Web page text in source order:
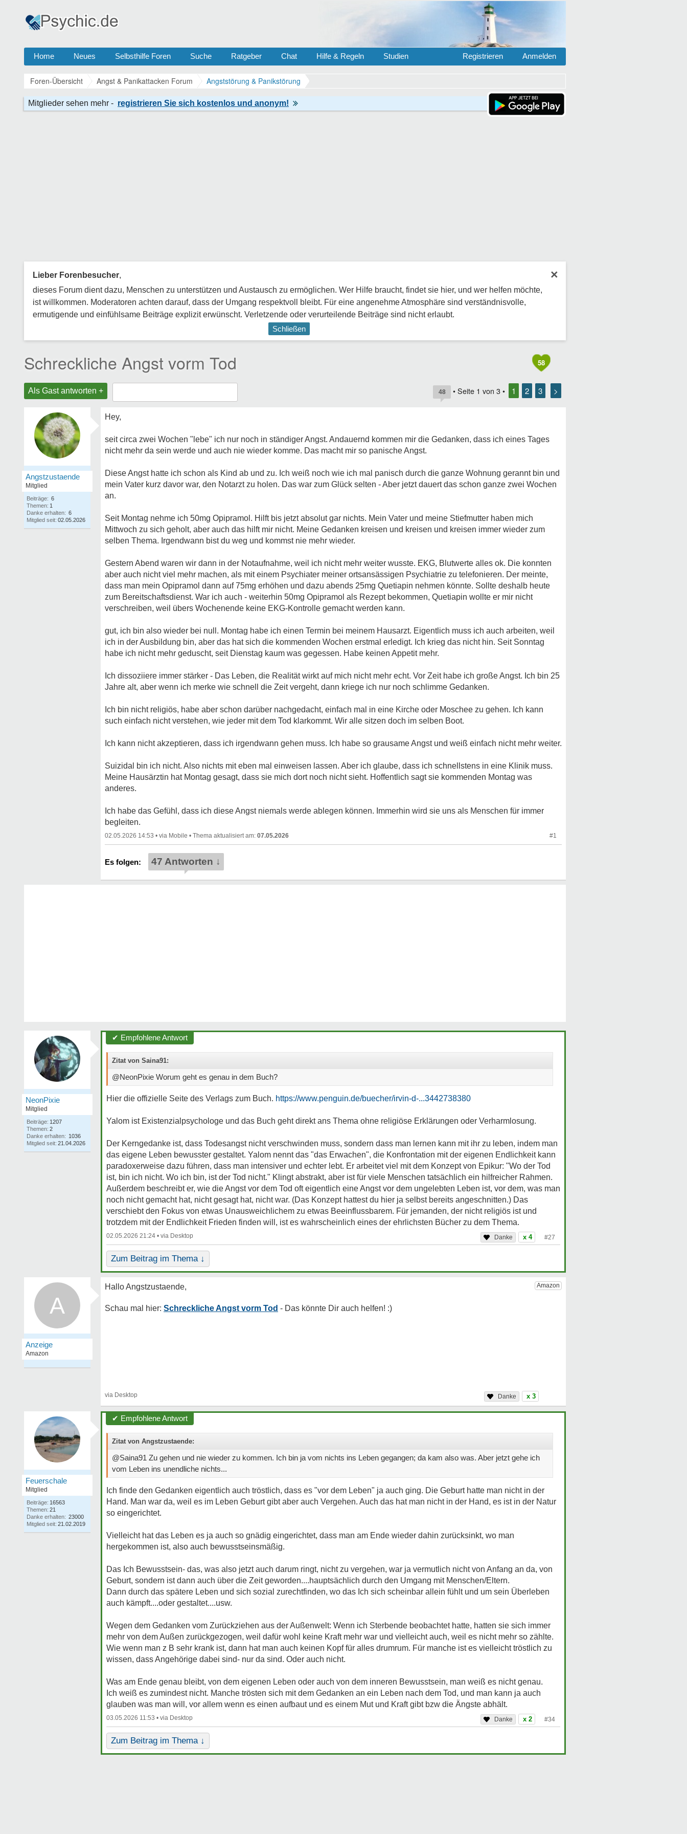
Home Neues Selbsthilfe Foren Suche Ratgeber Chat Hilfe & Regeln Studien Anmelden
Registrieren
Foren-Übersicht Angst & Panikattacken Forum Angststörung & Panikstörung
×
Lieber Forenbesucher,
dieses Forum dient dazu, Menschen zu unterstützen und Austausch zu ermöglichen. Wer Hilfe braucht, findet sie hier, und wer helfen möchte,
ist willkommen. Moderatoren achten darauf, dass der Umgang respektvoll bleibt. Für eine angenehme Atmosphäre sind verständnisvolle,
ermutigende und einfühlsame Beiträge explizit erwünscht. Verletzende oder verurteilende Beiträge sind nicht erlaubt.
Schließen
58
Schreckliche Angst vorm Tod
Als Gast antworten + 48 • Seite 1 von 3 • 1 2 3 >
Angstzustaende
Mitglied
Beiträge: 6
Themen: 1
Danke erhalten: 6
Mitglied seit: 02.05.2026
Hey,
seit circa zwei Wochen "lebe" ich nur noch in ständiger Angst. Andauernd kommen mir die Gedanken, dass ich eines Tages
nicht mehr da sein werde und auch nie wieder komme. Das macht mir so panische Angst.
Diese Angst hatte ich schon als Kind ab und zu. Ich weiß noch wie ich mal panisch durch die ganze Wohnung gerannt bin und
mein Vater kurz davor war, den Notarzt zu holen. Das war zum Glück selten - Aber jetzt dauert das schon ganze zwei Wochen
an.
Seit Montag nehme ich 50mg Opipramol. Hilft bis jetzt absolut gar nichts. Mein Vater und meine Stiefmutter haben mich
Mittwoch zu sich geholt, aber auch das hilft mir nicht. Meine Gedanken kreisen und kreisen und kreisen immer wieder zum
selben Thema. Irgendwann bist du weg und kommst nie mehr wieder.
Gestern Abend waren wir dann in der Notaufnahme, weil ich nicht mehr weiter wusste. EKG, Blutwerte alles ok. Die konnten
aber auch nicht viel mehr machen, als mit einem Psychiater meiner ortsansässigen Psychiatrie zu telefonieren. Der meinte,
dass man mein Opipramol dann auf 75mg erhöhen und dazu abends 25mg Quetiapin nehmen könnte. Sollte deshalb heute
zum Bereitschaftsdienst. War ich auch - weiterhin 50mg Opipramol als Rezept bekommen, Quetiapin wollte er mir nicht
verschreiben, weil übers Wochenende keine EKG-Kontrolle gemacht werden kann.
gut, ich bin also wieder bei null. Montag habe ich einen Termin bei meinem Hausarzt. Eigentlich muss ich auch arbeiten, weil
ich in der Ausbildung bin, aber das hat sich die kommenden Wochen erstmal erledigt. Ich krieg das nicht hin. Seit Sonntag
habe ich nicht mehr geduscht, seit Dienstag kaum was gegessen. Habe keinen Appetit mehr.
Ich dissoziiere immer stärker - Das Leben, die Realität wirkt auf mich nicht mehr echt. Vor Zeit habe ich große Angst. Ich bin 25
Jahre alt, aber wenn ich merke wie schnell die Zeit vergeht, dann kriege ich nur noch schlimme Gedanken.
Ich bin nicht religiös, habe aber schon darüber nachgedacht, einfach mal in eine Kirche oder Moschee zu gehen. Ich kann
such einfach nicht verstehen, wie jeder mit dem Tod klarkommt. Wir alle sitzen doch im selben Boot.
Ich kann nicht akzeptieren, dass ich irgendwann gehen muss. Ich habe so grausame Angst und weiß einfach nicht mehr weiter.
Suizidal bin ich nicht. Also nichts mit eben mal einweisen lassen. Aber ich glaube, dass ich schnellstens in eine Klinik muss.
Meine Hausärztin hat Montag gesagt, dass sie mich dort noch nicht sieht. Hoffentlich sagt sie kommenden Montag was
anderes.
Ich habe das Gefühl, dass ich diese Angst niemals werde ablegen können. Immerhin wird sie uns als Menschen für immer
begleiten.
02.05.2026 14:53 • • 07.05.2026 #1
47 Antworten ↓
NeonPixie
Mitglied
Beiträge: 1207
Themen: 2
Danke erhalten: 1036
Mitglied seit: 21.04.2026
✔ Empfohlene Antwort
Zitat von Saina91:
@NeonPixie Worum geht es genau in dem Buch?
Hier die offizielle Seite des Verlags zum Buch. https://www.penguin.de/buecher/irvin-d-...3442738380
Yalom ist Existenzialpsychologe und das Buch geht direkt ans Thema ohne religiöse Erklärungen oder Verharmlosung.
Der Kerngedanke ist, dass Todesangst nicht verschwinden muss, sondern dass man lernen kann mit ihr zu leben, indem man
das eigene Leben bewusster gestaltet. Yalom nennt das "das Erwachen", die Konfrontation mit der eigenen Endlichkeit kann
paradoxerweise dazu führen, dass man intensiver und echter lebt. Er arbeitet viel mit dem Konzept von Epikur: "Wo der Tod
ist, bin ich nicht. Wo ich bin, ist der Tod nicht." Klingt abstrakt, aber ist für viele Menschen tatsächlich ein hilfreicher Rahmen.
Außerdem beschreibt er, wie die Angst vor dem Tod oft eigentlich eine Angst vor dem ungelebten Leben ist, vor dem, was man
noch nicht gemacht hat, nicht gesagt hat, nicht war. (Das Konzept hattest du hier ja selbst bereits angeschnitten.) Das
verschiebt den Fokus von etwas Unausweichlichem zu etwas Beeinflussbarem. Für jemanden, der nicht religiös ist und
trotzdem mit der Endlichkeit Frieden finden will, ist es wahrscheinlich eines der ehrlichsten Bücher zu dem Thema.
02.05.2026 21:24 • x 4 #27
Zum Beitrag im Thema ↓
A Schreckliche Angst vorm Tod
x 3
Feuerschale
Mitglied
Beiträge: 16563
Themen: 21
Danke erhalten: 23000
Mitglied seit: 21.02.2019
✔ Empfohlene Antwort
Zitat von Angstzustaende:
@Saina91 Zu gehen und nie wieder zu kommen. Ich bin ja vom nichts ins Leben gegangen; da kam also was. Aber jetzt gehe ich
vom Leben ins unendliche nichts...
Ich finde den Gedanken eigentlich auch tröstlich, dass es "vor dem Leben" ja auch ging. Die Geburt hatte man nicht in der
Hand. Man war da, weil es im Leben Geburt gibt aber auch Vergehen. Auch das hat man nicht in der Hand, es ist in der Natur
so eingerichtet.
Vielleicht hat das Leben es ja auch so gnädig eingerichtet, dass man am Ende wieder dahin zurücksinkt, wo man
hergekommen ist, also auch bewusstseinsmäßig.
Das Ich Bewusstsein- das, was also jetzt auch darum ringt, nicht zu vergehen, war ja vermutlich nicht von Anfang an da, von
Geburt, sondern ist dann auch über die Zeit geworden....hauptsächlich durch den Umgang mit Menschen/Eltern.
Dann durch das spätere Leben und sich sozial zurechtfinden, wo das Ich sich scheinbar allein fühlt und um sein Überleben
auch kämpft....oder gestaltet....usw.
Wegen dem Gedanken vom Zurückziehen aus der Außenwelt: Wenn ich Sterbende beobachtet hatte, hatten sie sich immer
mehr von dem Außen zurückgezogen, weil dafür wohl keine Kraft mehr war und vielleicht auch, weil es nicht mehr so zählte.
Wie wenn man z B sehr krank ist, dann hat man auch keinen Kopf für alles drumrum. Für manche ist es vielleicht tröstlich zu
wissen, dass Angehörige dabei sind- nur da sind. Oder auch nicht.
Was am Ende genau bleibt, von dem eigenen Leben oder auch von dem inneren Bewusstsein, man weiß es nicht genau.
Ich weiß es zumindest nicht. Manche trösten sich mit dem Gedanken an ein Leben nach dem Tod, und man kann ja auch
glauben was man will, vor allem wenn es einen aufbaut und es einem Mut und Kraft gibt bzw die Ängste abhält.
03.05.2026 11:53 • x 2 #34
Zum Beitrag im Thema ↓